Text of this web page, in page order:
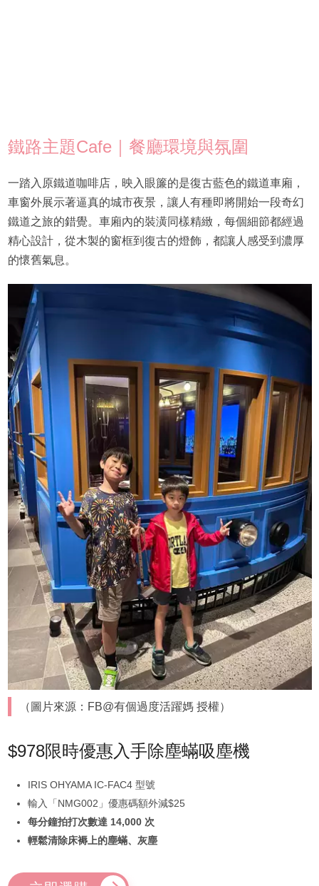
鐵路主題Cafe｜餐廳環境與氛圍
一踏入原鐵道咖啡店，映入眼簾的是復古藍色的鐵道車廂，
車窗外展示著逼真的城市夜景，讓人有種即將開始一段奇幻
鐵道之旅的錯覺。車廂內的裝潢同樣精緻，每個細節都經過
精心設計，從木製的窗框到復古的燈飾，都讓人感受到濃厚
的懷舊氣息。
（圖片來源：FB@有個過度活躍媽 授權）
$978限時優惠入手除塵蟎吸塵機
IRIS OHYAMA IC-FAC4 型號
輸入「NMG002」優惠碼額外減$25
每分鐘拍打次數達 14,000 次
輕鬆清除床褥上的塵蟎、灰塵